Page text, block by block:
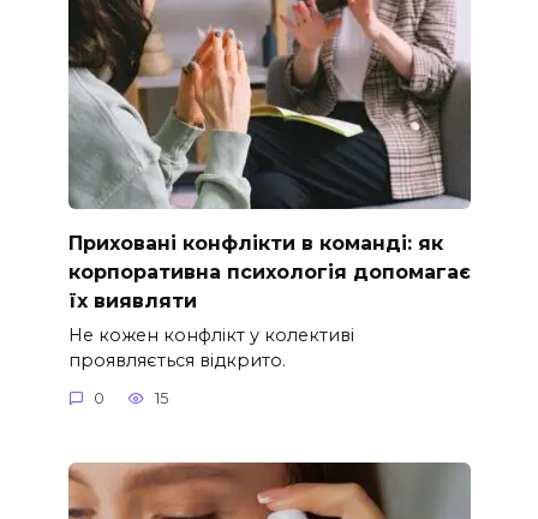
Приховані конфлікти в команді: як
корпоративна психологія допомагає
їх виявляти
Не кожен конфлікт у колективі
проявляється відкрито.
0 15